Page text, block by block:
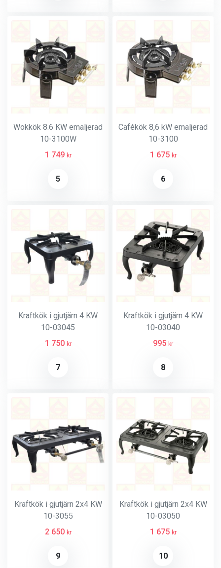
Wokkök 8.6 KW emaljerad
10-3100W
1 749 kr
5
Cafékök 8,6 kW emaljerad
10-3100
1 675 kr
6
Kraftkök i gjutjärn 4 KW
10-03045
1 750 kr
7
Kraftkök i gjutjärn 4 KW
10-03040
995 kr
8
Kraftkök i gjutjärn 2x4 KW
10-3055
2 650 kr
9
Kraftkök i gjutjärn 2x4 KW
10-03050
1 675 kr
10